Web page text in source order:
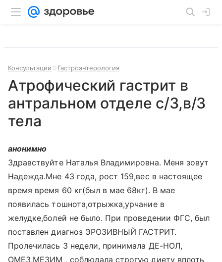
Консультации Гастроэнтерология
Атрофический гастрит в
антральном отделе с/3,в/3
тела
анонимно
Здравствуйте Наталья Владимировна. Меня зовут
Надежда.Мне 43 года, рост 159,вес в настоящее
время время 60 кг(был в мае 68кг). В мае
появилась тошнота,отрыжка,урчание в
желудке,болей не было. При проведении ФГС, был
поставлен диагноз ЭРОЗИВНЫЙ ГАСТРИТ.
Пролечилась 3 недели, принимала ДЕ-НОЛ,
ОМЕЗ,МЕЗИМ , соблюдала строгую диету вплоть